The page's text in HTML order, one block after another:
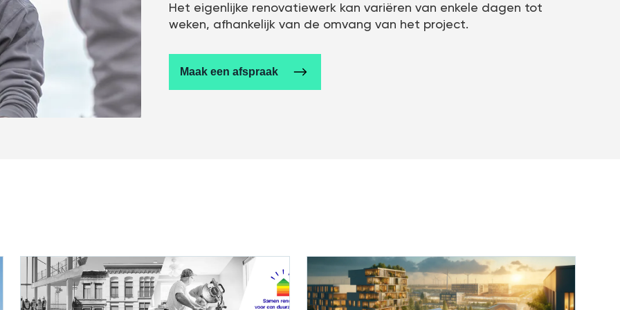
Het eigenlijke renovatiewerk kan variëren van enkele dagen tot
weken, afhankelijk van de omvang van het project.
Maak een afspraak